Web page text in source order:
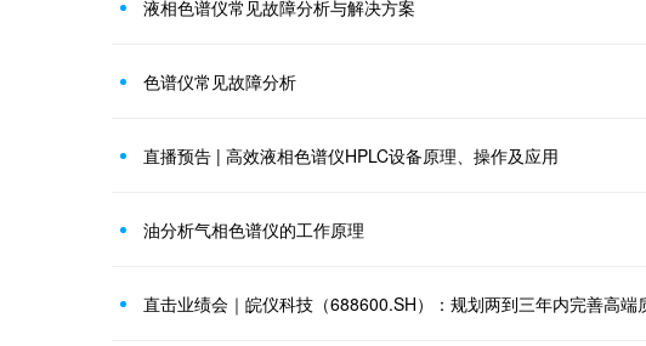
液相色谱仪常见故障分析与解决方案
色谱仪常见故障分析
直播预告 | 高效液相色谱仪HPLC设备原理、操作及应用
油分析气相色谱仪的工作原理